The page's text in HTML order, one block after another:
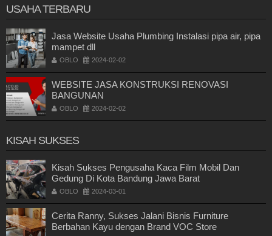
USAHA TERBARU
Jasa Website Usaha Plumbing Instalasi pipa air, pipa
mampet dll
OBLO 2024-02-02
WEBSITE JASA KONSTRUKSI RENOVASI
BANGUNAN
OBLO 2024-02-02
KISAH SUKSES
Kisah Sukses Pengusaha Kaca Film Mobil Dan
Gedung Di Kota Bandung Jawa Barat
OBLO 2024-03-01
Cerita Ranny, Sukses Jalani Bisnis Furniture
Berbahan Kayu dengan Brand VOC Store